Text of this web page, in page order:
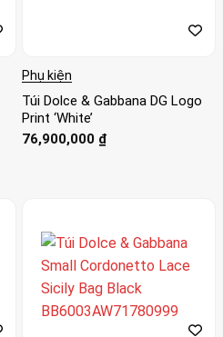
Phụ kiện
Túi Dolce & Gabbana DG Logo
Print ‘White’
76,900,000 ₫